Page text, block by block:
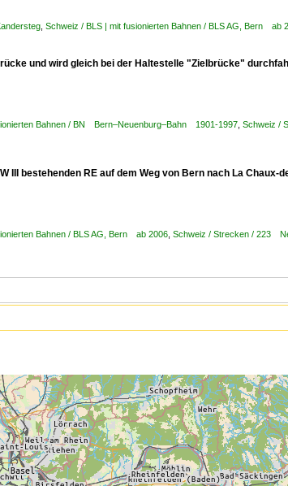
Schweiz / BLS | mit fusionierten Bahnen / BLS AG, Bern ab
und wird gleich bei der Haltestelle "Zielbrücke"
Bahnen / BN Bern–Neuenburg–Bahn 1901-1997 Schweiz /
III bestehenden RE auf dem Weg von Bern nach La Chaux-
Bahnen / BLS AG, Bern ab 2006 Schweiz / Strecken / 223